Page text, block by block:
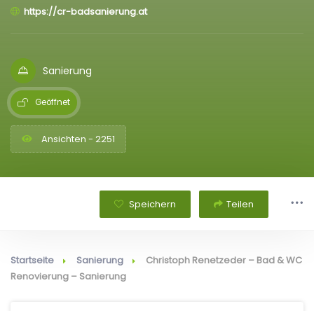
https://cr-badsanierung.at
Sanierung
Geöffnet
Ansichten - 2251
Speichern Teilen
Startseite Sanierung
Christoph Renetzeder – Bad & WC
Renovierung – Sanierung